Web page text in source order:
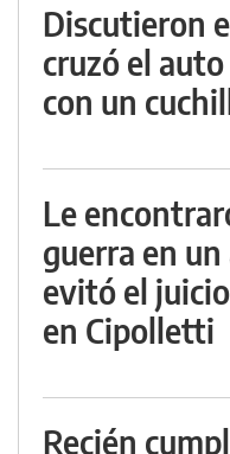
Discutieron
cruzó el
con un
Le
guerra en
evitó el
en Cipolletti
Recién